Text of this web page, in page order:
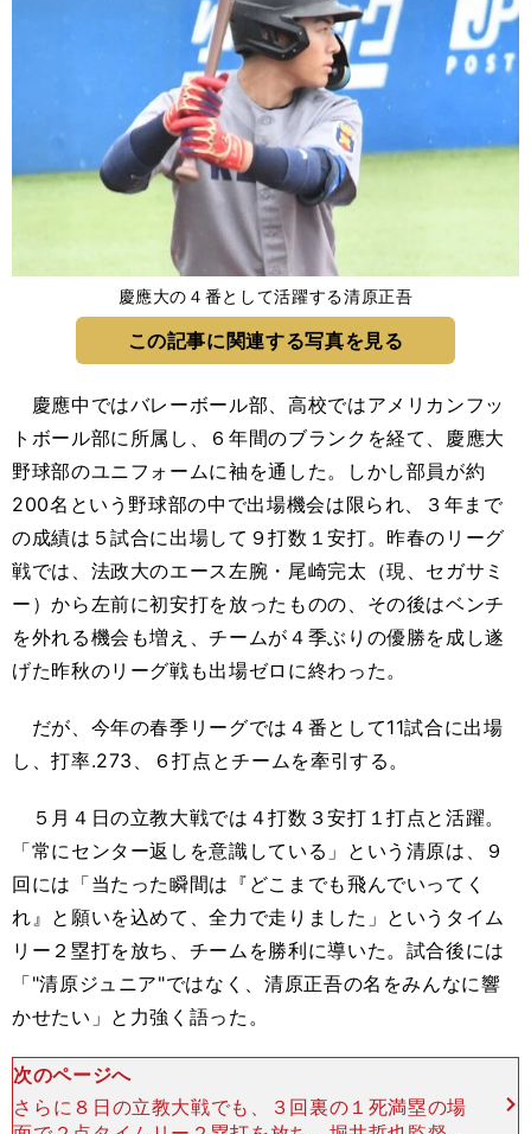
慶應大の４番として活躍する清原正吾
この記事に関連する写真を見る
慶應中ではバレーボール部、高校ではアメリカンフッ
トボール部に所属し、６年間のブランクを経て、慶應大
野球部のユニフォームに袖を通した。しかし部員が約
200名という野球部の中で出場機会は限られ、３年まで
の成績は５試合に出場して９打数１安打。昨春のリーグ
戦では、法政大のエース左腕・尾崎完太（現、セガサミ
ー）から左前に初安打を放ったものの、その後はベンチ
を外れる機会も増え、チームが４季ぶりの優勝を成し遂
げた昨秋のリーグ戦も出場ゼロに終わった。
だが、今年の春季リーグでは４番として11試合に出場
し、打率.273、６打点とチームを牽引する。
５月４日の立教大戦では４打数３安打１打点と活躍。
「常にセンター返しを意識している」という清原は、９
回には「当たった瞬間は『どこまでも飛んでいってく
れ』と願いを込めて、全力で走りました」というタイム
リー２塁打を放ち、チームを勝利に導いた。試合後には
「"清原ジュニア"ではなく、清原正吾の名をみんなに響
かせたい」と力強く語った。
次のページへ
さらに８日の立教大戦でも、３回裏の１死満塁の場